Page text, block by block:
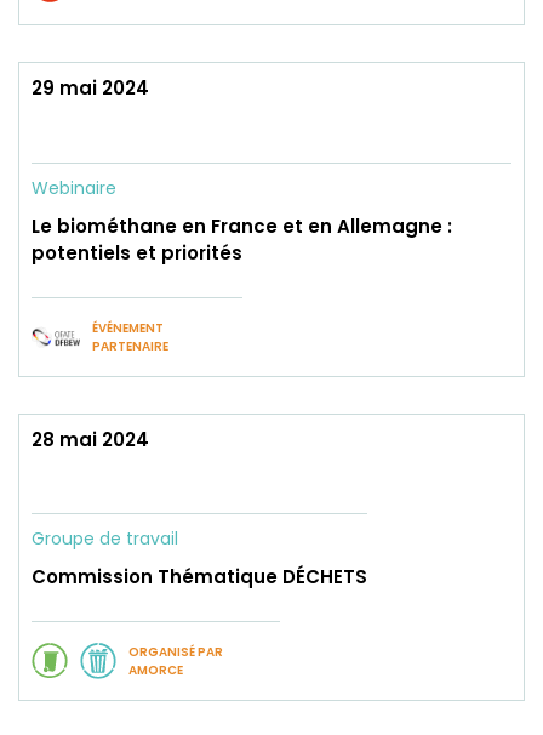
29 mai 2024
Webinaire
Le biométhane en France et en Allemagne :
potentiels et priorités
ÉVÉNEMENT
PARTENAIRE
28 mai 2024
Groupe de travail
Commission Thématique DÉCHETS
ORGANISÉ PAR
AMORCE